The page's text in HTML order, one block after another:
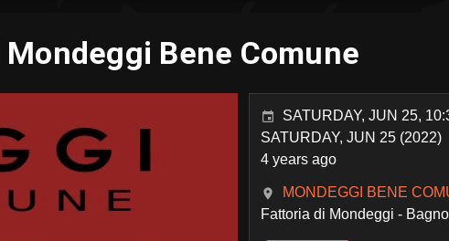
Bene Comune
SATURDAY, JUN 25,
SATURDAY, JUN 25 (2022)
4 years ago
MONDEGGI BENE
Fattoria di Mondeggi -